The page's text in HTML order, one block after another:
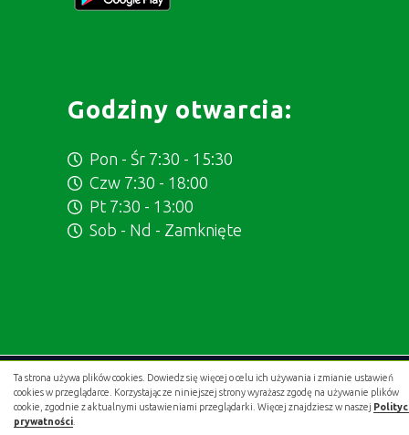
Ta strona używa plików cookies. Dowiedz się więcej o celu ich używania i zmianie ustawień
cookies w przeglądarce. Korzystając ze niniejszej strony wyrażasz zgodę na używanie plików
cookie, zgodnie z aktualnymi ustawieniami przeglądarki. Więcej znajdziesz w naszej
prywatności
Godziny otwarcia:
Pon - Śr 7:30 - 15:30
Czw 7:30 - 18:00
Pt 7:30 - 13:00
Sob - Nd - Zamknięte
Projekt i wykonanie:.gold studio digital